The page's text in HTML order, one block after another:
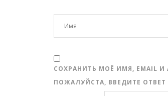
СОХРАНИТЬ МОЁ ИМЯ, EMAIL
ПОЖАЛУЙСТА, ВВЕДИТЕ